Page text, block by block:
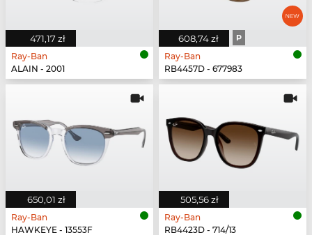
471,17 zł
Ray-Ban
ALAIN - 2001
608,74 zł P
Ray-Ban
RB4457D - 677983
650,01 zł
Ray-Ban
HAWKEYE - 13553F
505,56 zł
Ray-Ban
RB4423D - 714/13